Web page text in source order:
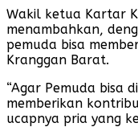
Wakil ketua Kartar
menambahkan,
pemuda bisa
Kranggan Barat.
“Agar Pemuda bisa
memberikan
ucapnya pria yang